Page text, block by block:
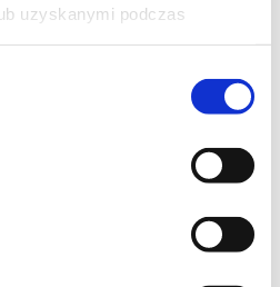
uzyskanymi podczas
by zdobyć serce przyjaciółki,